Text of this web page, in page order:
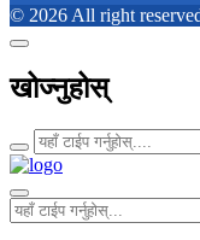
© 2026 All right
खोज्नुहोस्